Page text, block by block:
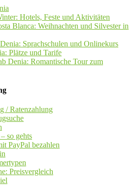
Hotels, Feste und Aktivitäten
Blanca: Weihnachten und Silvester in
Sprachschulen und Onlinekurs
Plätze und Tarife
Denia: Romantische Tour zum
/ Ratenzahlung
so gehts
PayPal bezahlen
Preisvergleich